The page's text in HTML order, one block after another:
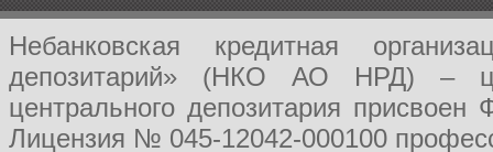
Небанковская кредитная
депозитарий» (НКО АО НРД) –
центрального депозитария
Лицензия № 045-12042-000100